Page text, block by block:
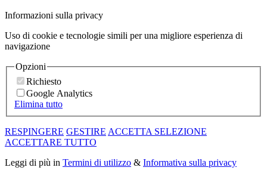
Informazioni sulla privacy
Uso di cookie e tecnologie simili per una migliore esperienza di
navigazione
Opzioni
Richiesto
Google Analytics
Elimina tutto
RESPINGERE GESTIRE ACCETTA SELEZIONE
ACCETTARE TUTTO
Leggi di più in Termini di utilizzo & Informativa sulla privacy